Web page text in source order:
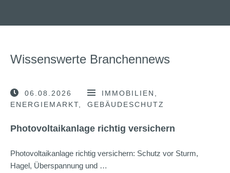
Wissenswerte Branchennews
06.08.2026
IMMOBILIEN
ENERGIEMARKT
GEBÄUDESCHUTZ
Photovoltaikanlage richtig versichern
Photovoltaikanlage richtig versichern: Schutz vor Sturm,
Hagel, Überspannung und …